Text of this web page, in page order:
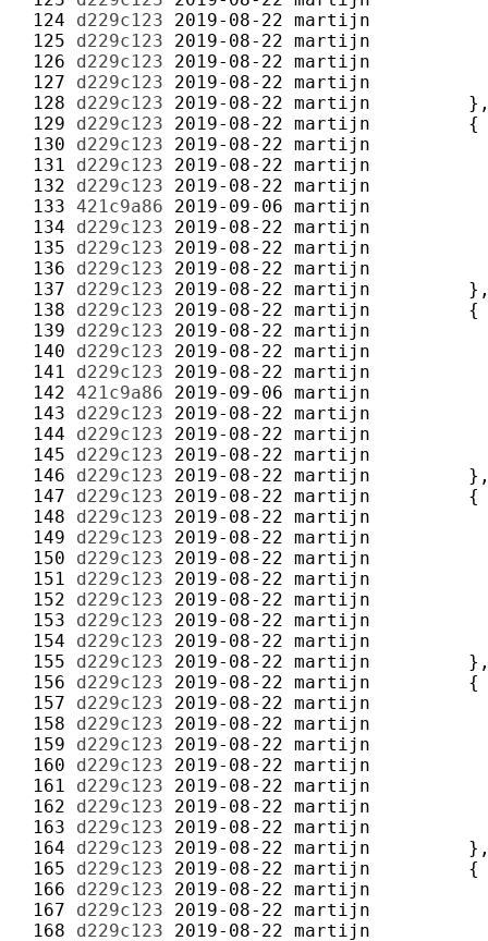
124 d229c123 2019-08-22 martijn
125 d229c123 2019-08-22 martijn
126 d229c123 2019-08-22 martijn
127 d229c123 2019-08-22 martijn
128 d229c123 2019-08-22 martijn
129 d229c123 2019-08-22 martijn
130 d229c123 2019-08-22 martijn
131 d229c123 2019-08-22 martijn
132 d229c123 2019-08-22 martijn
133 421c9a86 2019-09-06 martijn
134 d229c123 2019-08-22 martijn
135 d229c123 2019-08-22 martijn
136 d229c123 2019-08-22 martijn
137 d229c123 2019-08-22 martijn
138 d229c123 2019-08-22 martijn
139 d229c123 2019-08-22 martijn
140 d229c123 2019-08-22 martijn
141 d229c123 2019-08-22 martijn
142 421c9a86 2019-09-06 martijn
143 d229c123 2019-08-22 martijn
144 d229c123 2019-08-22 martijn
145 d229c123 2019-08-22 martijn
146 d229c123 2019-08-22 martijn
147 d229c123 2019-08-22 martijn
148 d229c123 2019-08-22 martijn
149 d229c123 2019-08-22 martijn
150 d229c123 2019-08-22 martijn
151 d229c123 2019-08-22 martijn
152 d229c123 2019-08-22 martijn
153 d229c123 2019-08-22 martijn
154 d229c123 2019-08-22 martijn
155 d229c123 2019-08-22 martijn
156 d229c123 2019-08-22 martijn
157 d229c123 2019-08-22 martijn
158 d229c123 2019-08-22 martijn
159 d229c123 2019-08-22 martijn
160 d229c123 2019-08-22 martijn
161 d229c123 2019-08-22 martijn
162 d229c123 2019-08-22 martijn
163 d229c123 2019-08-22 martijn
164 d229c123 2019-08-22 martijn
165 d229c123 2019-08-22 martijn
166 d229c123 2019-08-22 martijn
167 d229c123 2019-08-22 martijn
168 d229c123 2019-08-22 martijn